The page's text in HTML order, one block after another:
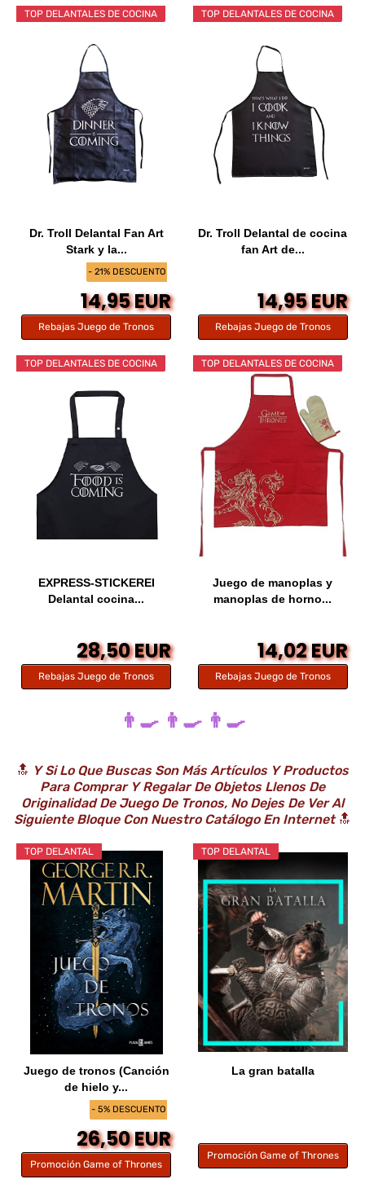
- 21% DESCUENTO
TOP DELANTALES DE COCINA
Dr. Troll Delantal Fan Art
Stark y la...
14,95 EUR
Rebajas Juego de Tronos
TOP DELANTALES DE COCINA
Dr. Troll Delantal de cocina
fan Art de...
14,95 EUR
Rebajas Juego de Tronos
TOP DELANTALES DE COCINA
EXPRESS-STICKEREI
Delantal cocina...
28,50 EUR
Rebajas Juego de Tronos
TOP DELANTALES DE COCINA
Juego de manoplas y
manoplas de horno...
14,02 EUR
Rebajas Juego de Tronos
👨‍🍳 👨‍🍳 👨‍🍳
🔝 Y Si Lo Que Buscas Son Más Artículos Y Productos
Para Comprar Y Regalar De Objetos Llenos De
Originalidad De Juego De Tronos, No Dejes De Ver Al
Siguiente Bloque Con Nuestro Catálogo En Internet🔝
- 5% DESCUENTO
TOP DELANTAL
Juego de tronos (Canción
de hielo y...
26,50 EUR
Promoción Game of Thrones
TOP DELANTAL
La gran batalla
Promoción Game of Thrones